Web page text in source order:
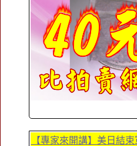
【專家來開講】美日結